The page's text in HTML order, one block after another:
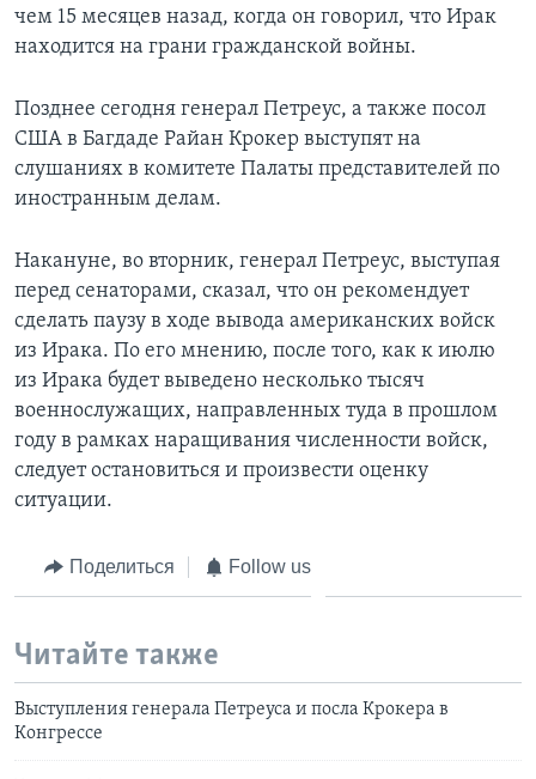
чем 15 месяцев назад, когда он говорил, что Ирак
находится на грани гражданской войны.
Позднее сегодня генерал Петреус, а также посол
США в Багдаде Райан Крокер выступят на
слушаниях в комитете Палаты представителей по
иностранным делам.
Накануне, во вторник, генерал Петреус, выступая
перед сенаторами, сказал, что он рекомендует
сделать паузу в ходе вывода американских войск
из Ирака. По его мнению, после того, как к июлю
из Ирака будет выведено несколько тысяч
военнослужащих, направленных туда в прошлом
году в рамках наращивания численности войск,
следует остановиться и произвести оценку
ситуации.
Поделиться Follow us
Читайте также
Выступления генерала Петреуса и посла Крокера в
Конгрессе